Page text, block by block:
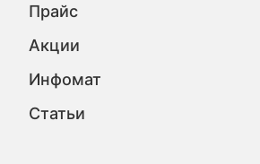
Прайс
Акции
Инфомат
Статьи